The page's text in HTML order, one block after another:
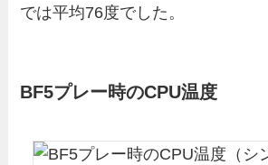
では平均76度でした。
BF5プレー時のCPU温度